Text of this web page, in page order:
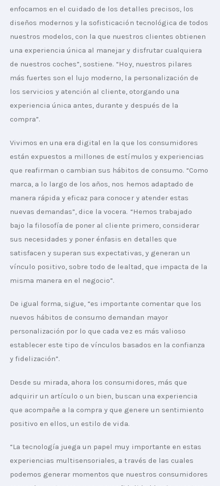
enfocamos en el cuidado de los detalles precisos, los
diseños modernos y la sofisticación tecnológica de todos
nuestros modelos, con la que nuestros clientes obtienen
una experiencia única al manejar y disfrutar cualquiera
de nuestros coches”, sostiene. “Hoy, nuestros pilares
más fuertes son el lujo moderno, la personalización de
los servicios y atención al cliente, otorgando una
experiencia única antes, durante y después de la
compra”.
Vivimos en una era digital en la que los consumidores
están expuestos a millones de estímulos y experiencias
que reafirman o cambian sus hábitos de consumo. “Como
marca, a lo largo de los años, nos hemos adaptado de
manera rápida y eficaz para conocer y atender estas
nuevas demandas”, dice la vocera. “Hemos trabajado
bajo la filosofía de poner al cliente primero, considerar
sus necesidades y poner énfasis en detalles que
satisfacen y superan sus expectativas, y generan un
vínculo positivo, sobre todo de lealtad, que impacta de la
misma manera en el negocio”.
De igual forma, sigue, “es importante comentar que los
nuevos hábitos de consumo demandan mayor
personalización por lo que cada vez es más valioso
establecer este tipo de vínculos basados en la confianza
y fidelización”.
Desde su mirada, ahora los consumidores, más que
adquirir un artículo o un bien, buscan una experiencia
que acompañe a la compra y que genere un sentimiento
positivo en ellos, un estilo de vida.
“La tecnología juega un papel muy importante en estas
experiencias multisensoriales, a través de las cuales
podemos generar momentos que nuestros consumidores